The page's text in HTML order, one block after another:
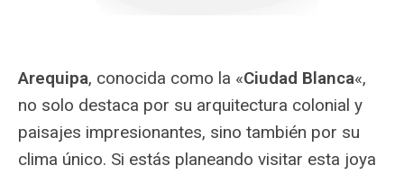
Arequipa, conocida como la «Ciudad Blanca«,
no solo destaca por su arquitectura colonial y
paisajes impresionantes, sino también por su
clima único. Si estás planeando visitar esta joya